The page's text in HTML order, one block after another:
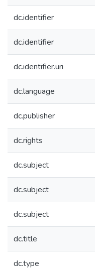
dc.identifier
dc.identifier
dc.identifier.uri
dc.language
dc.publisher
dc.rights
dc.subject
dc.subject
dc.subject
dc.title
dc.type